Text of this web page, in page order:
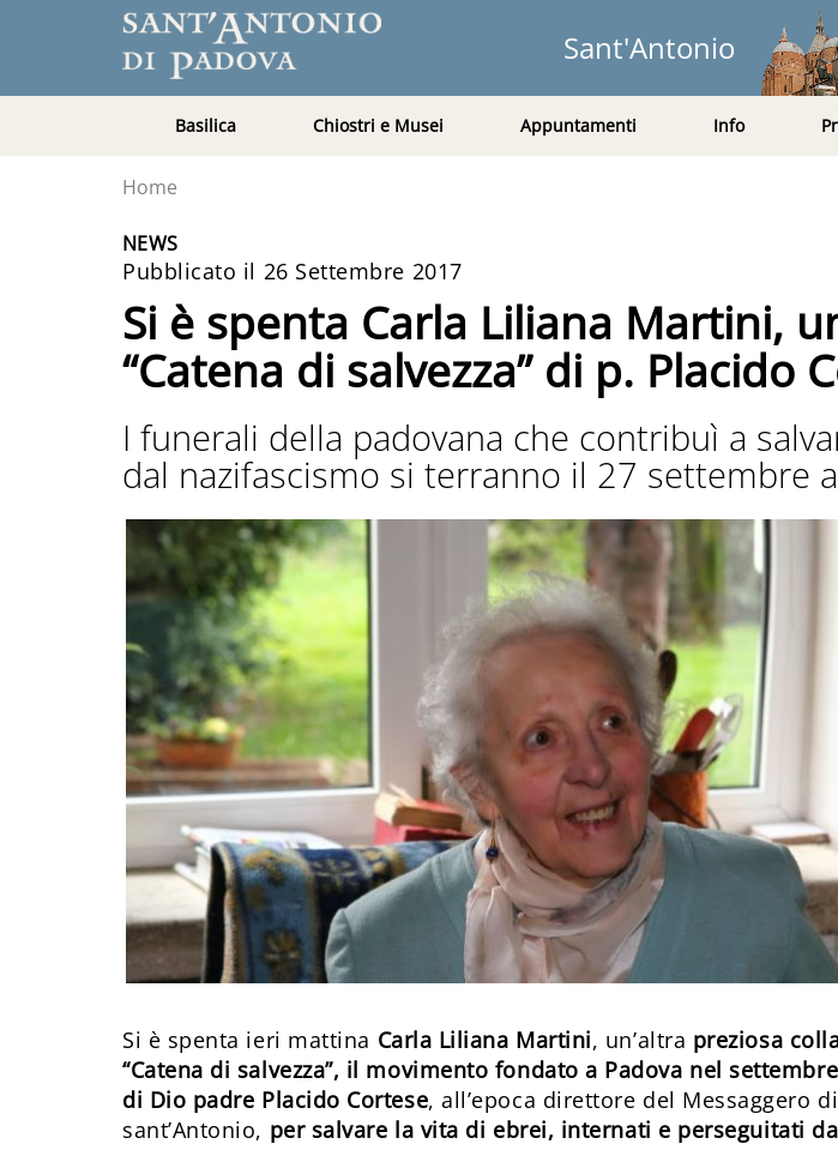
Sant'Antonio
Basilica Chiostri e Musei Appuntamenti Info
Home
NEWS
Pubblicato il 26 Settembre 2017
Si è spenta Carla Liliana Martini,
“Catena di salvezza” di p. Placido
I funerali della padovana che contribuì a
dal nazifascismo si terranno il 27 settembre a
Si è spenta ieri mattina Carla Liliana Martini, un’altra preziosa
“Catena di salvezza”, il movimento fondato a Padova nel
di Dio padre Placido Cortese, all’epoca direttore del Messaggero di
sant’Antonio, per salvare la vita di ebrei, internati e perseguitati